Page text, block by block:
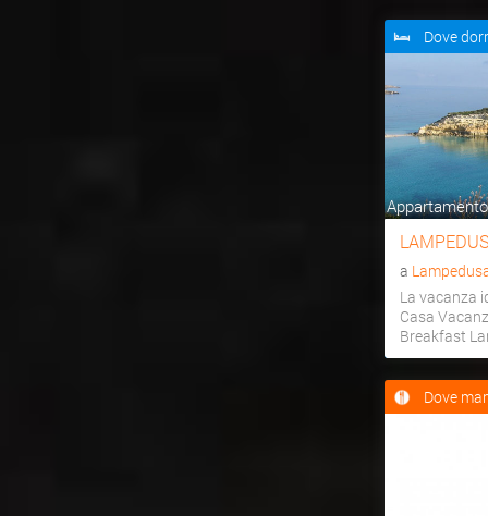
Dove
a
La vacanza
Casa
Breakfast
Dove